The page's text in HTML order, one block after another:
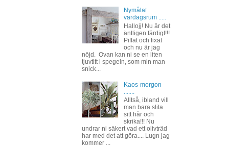
Nymålat
vardagsrum .....
Hallojj! Nu är det
äntligen färdigt!!!
Piffat och fixat
och nu är jag
nöjd. Ovan kan ni se en liten
tjuvtitt i spegeln, som min man
snick...
Kaos-morgon
Alltså, ibland vill
man bara slita
sitt hår och
skrika!!! Nu
undrar ni säkert vad ett olivträd
har med det att göra.... Lugn jag
kommer ...